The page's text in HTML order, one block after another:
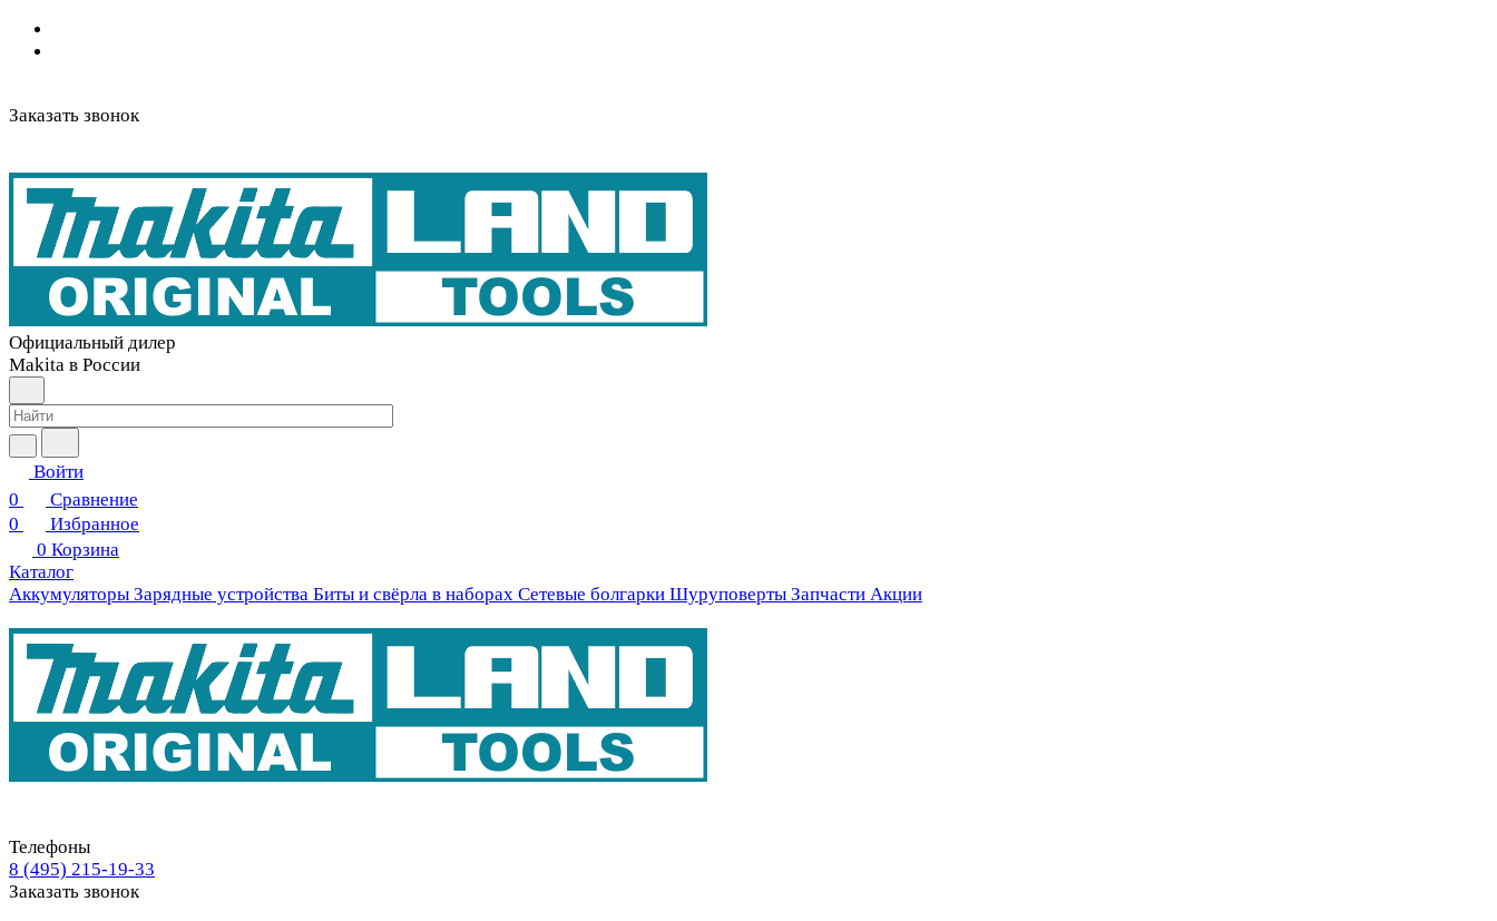
Заказать звонок
Официальный дилер
Makita в России
Войти
0
Сравнение
0
Избранное
0 Корзина
Каталог
Аккумуляторы Зарядные устройства Биты и свёрла в наборах Сетевые болгарки Шуруповерты Запчасти Акции
Телефоны
8 (495) 215-19-33
Заказать звонок